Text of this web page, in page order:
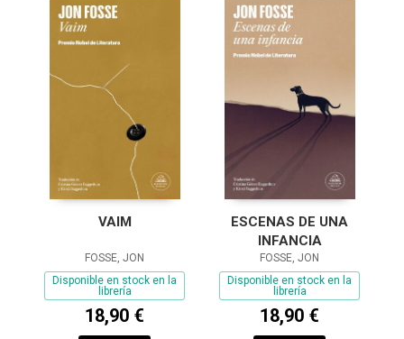
VAIM
FOSSE, JON
Disponible en stock en la
librería
18,90 €
ESCENAS DE UNA
INFANCIA
FOSSE, JON
Disponible en stock en la
librería
18,90 €